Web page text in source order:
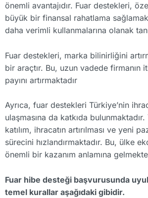
önemli avantajıdır. Fuar destekleri,
büyük bir finansal rahatlama
daha verimli kullanmalarına olanak
Fuar destekleri, marka bilinirliğini
bir araçtır. Bu, uzun vadede firmanın
payını artırmaktadır
Ayrıca, fuar destekleri Türkiye’nin
ulaşmasına da katkıda bulunmaktadır.
katılım, ihracatın artırılması ve yeni
sürecini hızlandırmaktadır. Bu, ülke
önemli bir kazanım anlamına
Fuar hibe desteği başvurusunda
temel kurallar aşağıdaki gibidir.